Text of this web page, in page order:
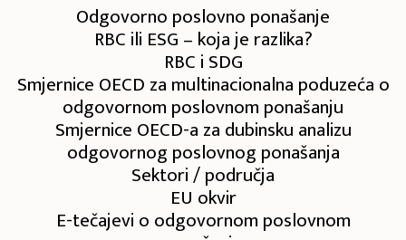
Odgovorno poslovno ponašanje
RBC ili ESG – koja je razlika?
RBC i SDG
Smjernice OECD za multinacionalna poduzeća o
odgovornom poslovnom ponašanju
Smjernice OECD-a za dubinsku analizu
odgovornog poslovnog ponašanja
Sektori / područja
EU okvir
E-tečajevi o odgovornom poslovnom